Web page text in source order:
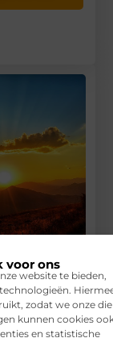
voor ons
website te bieden,
zodat we onze
kunnen cookies
en statistische